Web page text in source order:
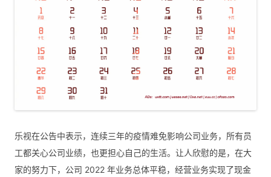
乐视在公告中表示，连续三年的疫情难免影响公司业务，所有员
工都关心公司业绩，也更担心自己的生活。让人欣慰的是，在大
家的努力下，公司 2022 年业务总体平稳，经营业务实现了现金